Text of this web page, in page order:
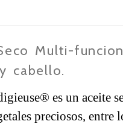
Multi-
cabello.
es un aceite
preciosos, entre